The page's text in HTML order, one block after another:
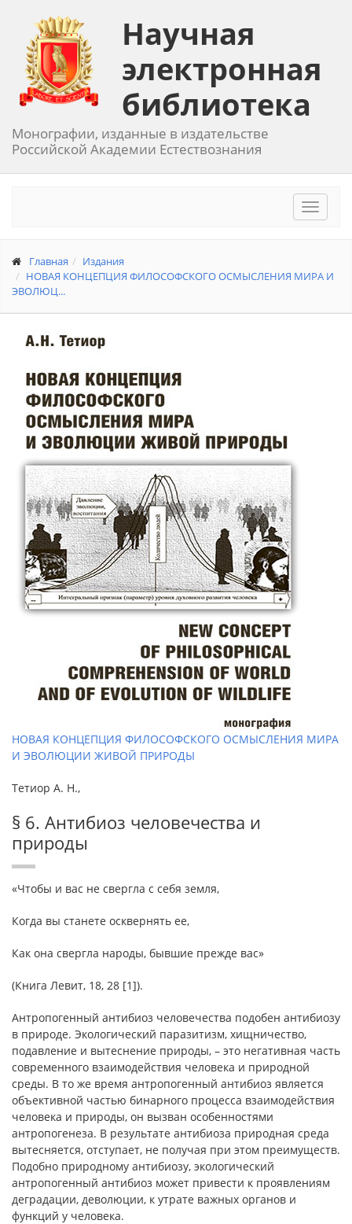
Научная
электронная
библиотека
Монографии, изданные в издательстве
Российской Академии Естествознания
Toggle
Главная
Издания
НОВАЯ КОНЦЕПЦИЯ ФИЛОСОФСКОГО ОСМЫСЛЕНИЯ МИРА И
ЭВОЛЮЦ...
НОВАЯ КОНЦЕПЦИЯ ФИЛОСОФСКОГО ОСМЫСЛЕНИЯ МИРА
И ЭВОЛЮЦИИ ЖИВОЙ ПРИРОДЫ
Тетиор А. Н.,
§ 6. Антибиоз человечества и
природы
«Чтобы и вас не свергла с себя земля,
Когда вы станете осквернять ее,
Как она свергла народы, бывшие прежде вас»
(Книга Левит, 18, 28 [1]).
Антропогенный антибиоз человечества подобен антибиозу
в природе. Экологический паразитизм, хищничество,
подавление и вытеснение природы, – это негативная часть
современного взаимодействия человека и природной
среды. В то же время антропогенный антибиоз является
объективной частью бинарного процесса взаимодействия
человека и природы, он вызван особенностями
антропогенеза. В результате антибиоза природная среда
вытесняется, отступает, не получая при этом преимуществ.
Подобно природному антибиозу, экологический
антропогенный антибиоз может привести к проявлениям
деградации, деволюции, к утрате важных органов и
функций у человека.